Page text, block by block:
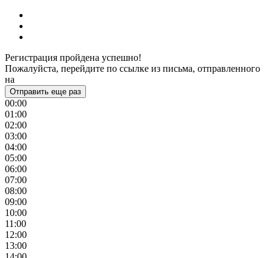
Регистрация пройдена успешно!
Пожалуйста, перейдите по ссылке из письма, отправленного
на
Отправить еще раз
00:00
01:00
02:00
03:00
04:00
05:00
06:00
07:00
08:00
09:00
10:00
11:00
12:00
13:00